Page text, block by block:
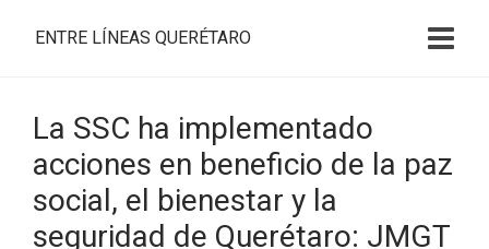
ENTRE LÍNEAS QUERÉTARO
La SSC ha implementado
acciones en beneficio de la paz
social, el bienestar y la
seguridad de Querétaro: JMGT